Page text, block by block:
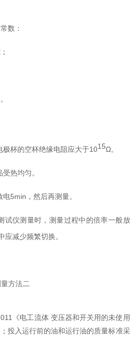
数 ：
；
极杯的空杯绝缘电阻应大于1015Ω。
热均匀。
5min，然后再测量。
试仪测量时，测量过程中的倍率一般放
应减少频繁切换。
《电工流体 变压器和开关用的未使用
； 投 入运行前的油和运行油的质量标准采